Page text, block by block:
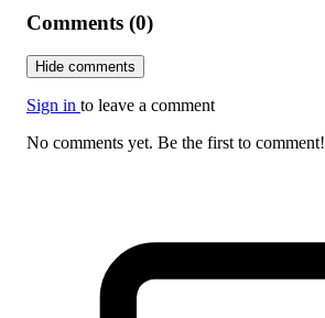
Comments (0)
Hide comments
Sign in to leave a comment
No comments yet. Be the first to comment!